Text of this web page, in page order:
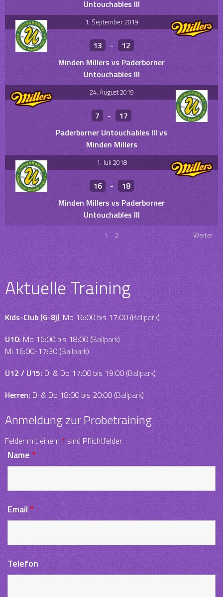
Untouchables III
1. September 2019
13 -
12
Minden Millers vs Paderborner
Untouchables III
24. August 2019
7 -
17
Paderborner Untouchables III vs
Minden Millers
1. Juli 2018
16 -
18
Minden Millers vs Paderborner
Untouchables III
1 2 Weiter
Aktuelle Training
Kids-Club (6-8j): Mo 16:00 bis 17:00 (Ballpark)
U10: Mo 16:00 bis 18:00 (Ballpark)
Mi 16:00-17:30 (Ballpark)
U12 / U15: Di & Do 17:00 bis 19:00 (Ballpark)
Herren: Di & Do 18:00 bis 20:00 (Ballpark)
Anmeldung zur Probetraining
Felder mit einem* sind Pflichtfelder
Name*
Email*
Telefon